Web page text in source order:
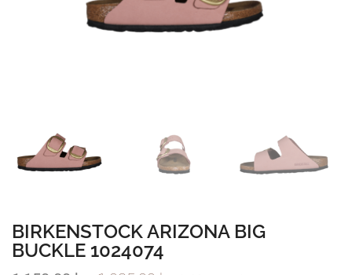
BIRKENSTOCK ARIZONA BIG
BUCKLE 1024074